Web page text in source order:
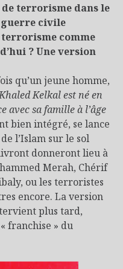
terrorisme dans le
guerre civile
comme
? Une version
qu’un jeune homme,
Kelkal est né en
avec sa famille à l’âge
bien intégré, se lance
l’Islam sur le sol
donneront lieu à
Merah, Chérif
ou les terroristes
encore. La version
plus tard,
franchise » du